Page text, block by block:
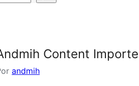
Content
andmih